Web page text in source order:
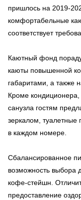
пришлось на 2019-
комфортабельные
соответствует
Каютный фонд
каюты повышенной
габаритами, а также
Кроме кондиционера,
санузла гостям
зеркалом, туалетные
в каждом номере.
Сбалансированное
возможность выбора
кофе-стейшн.
предоставление